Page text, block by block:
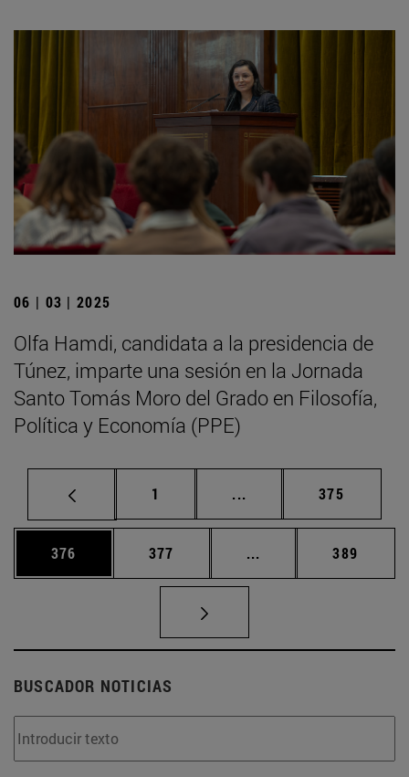
06 | 03 | 2025
Olfa Hamdi, candidata a la presidencia de
Túnez, imparte una sesión en la Jornada
Santo Tomás Moro del Grado en Filosofía,
Política y Economía (PPE)
Página
1 ... Páginas intermedias
Página
375
Página
376 Página
377 ... Páginas intermedias
Página
389
BUSCADOR NOTICIAS